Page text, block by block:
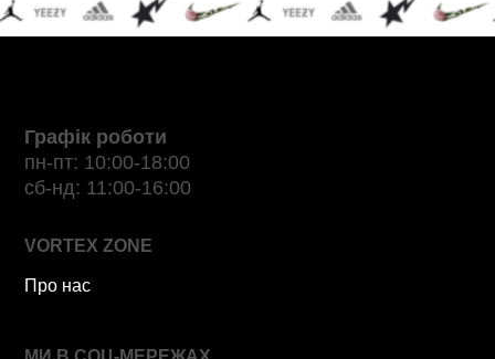
Графік роботи
пн-пт: 10:00-18:00
сб-нд: 11:00-16:00
VORTEX ZONE
Про нас